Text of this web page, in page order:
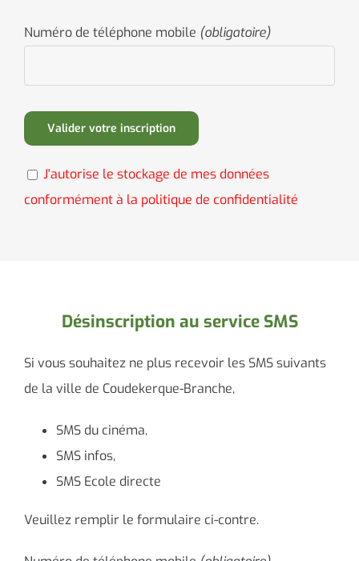
Numéro de téléphone mobile (obligatoire)
J'autorise le stockage de mes données
conformément à la politique de confidentialité
Désinscription au service SMS
Si vous souhaitez ne plus recevoir les SMS suivants
de la ville de Coudekerque-Branche,
SMS du cinéma,
SMS infos,
SMS Ecole directe
Veuillez remplir le formulaire ci-contre.